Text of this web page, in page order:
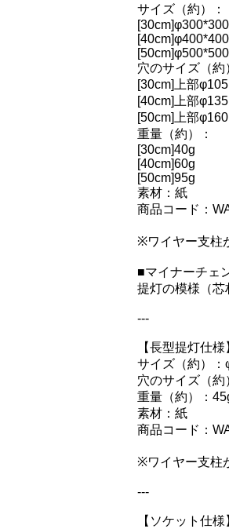
サイズ（約）：
穴のサイズ（約
[30cm]上部
[40cm]上部
[50cm]上部
重量（約）：
[30cm]40g
[40cm]60g
[50cm]95g
素材：紙
商品コード：
※ワイヤー支柱
■マイナーチェ
提灯の模様（芯
---
【長型提灯仕様
サイズ（約）
穴のサイズ（
重量（約）：
素材：紙
商品コード：
※ワイヤー支柱
---
【ソケット仕様